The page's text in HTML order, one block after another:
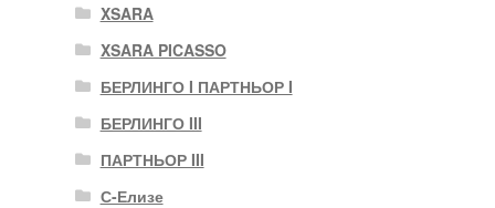
XSARA
XSARA PICASSO
БЕРЛИНГО I ПАРТНЬОР I
БЕРЛИНГО III
ПАРТНЬОР III
С-Елизе